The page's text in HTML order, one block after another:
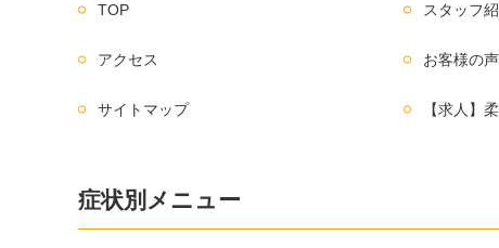
TOP スタッフ
アクセス お客様の声
サイトマップ 【求人】
症状別メニュー